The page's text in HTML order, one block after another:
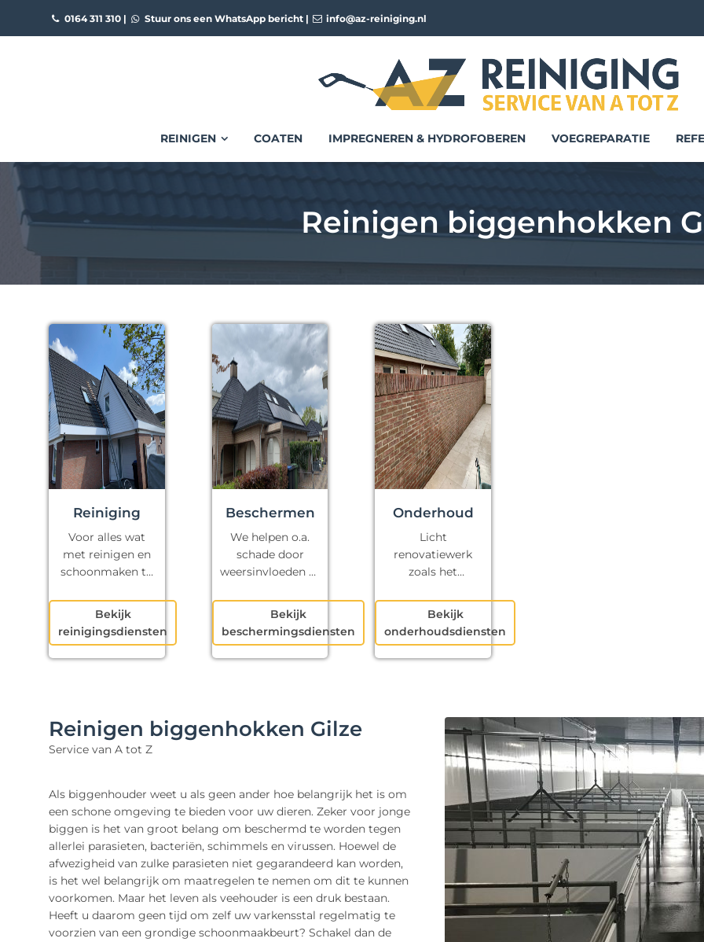
0164 311 310| Stuur ons een WhatsApp bericht| info@az-reiniging.nl
REINIGEN COATEN IMPREGNEREN & HYDROFOBEREN VOEGREPARATIE
Reinigen biggenhokken
Reiniging
Voor alles wat
met reinigen en
schoonmaken te
Bekijk
reinigingsdiensten
Beschermen
We helpen o.a.
schade door
weersinvloeden te
Bekijk
beschermingsdiensten
Onderhoud
Licht
renovatiewerk
zoals het
kapotte voegen
en klein
schilderwerk.
Bekijk
onderhoudsdiensten
Reinigen biggenhokken Gilze
Service van A tot Z
Als biggenhouder weet u als geen ander hoe belangrijk het is om
een schone omgeving te bieden voor uw dieren. Zeker voor jonge
biggen is het van groot belang om beschermd te worden tegen
allerlei parasieten, bacteriën, schimmels en virussen. Hoewel de
afwezigheid van zulke parasieten niet gegarandeerd kan worden,
is het wel belangrijk om maatregelen te nemen om dit te kunnen
voorkomen. Maar het leven als veehouder is een druk bestaan.
Heeft u daarom geen tijd om zelf uw varkensstal regelmatig te
voorzien van een grondige schoonmaakbeurt? Schakel dan de